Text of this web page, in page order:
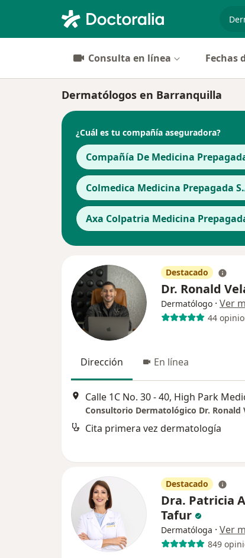
Consulta en línea Fechas
Dermatólogos en Barranquilla
¿Cuál es tu compañía aseguradora?
Compañía De Medicina
Colmedica Medicina Prepagada
Axa Colpatria Medicina
Destacado
Dr. Ronald
Dermatólogo · Ver
44
Dirección En línea
Consultorio Dermatológico Dr. Ronald
Cita primera vez dermatología
Destacado
Dra. Patricia
Tafur
Dermatóloga · Ver
849